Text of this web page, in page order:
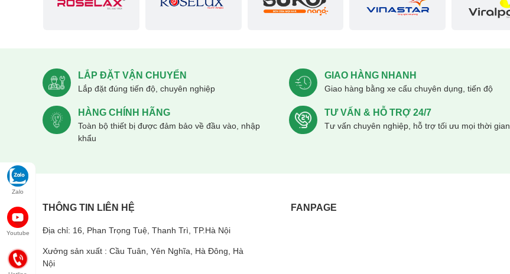
Thông số kỹ thuật là thông tin cơ bản nhất của mỗi thiết bị máy móc, đóng vai trò đặc biệt quan trọng. Bạn sẽ
phải tìm hiểu để có thể sử dụng vào mục đích phù hợp cũng như biết cách vận hành đúng theo tiêu chuẩn
Nguồn gốc xuất xứ: Trung Quốc.
LẮP ĐẶT VẬN CHUYỂN
Lắp đặt đúng tiến độ, chuyên nghiệp
GIAO HÀNG NHANH
Giao hàng bằng xe cẩu chuyên dụng, tiến độ
HÀNG CHÍNH HÃNG
Toàn bộ thiết bị được đảm bảo về đầu vào, nhập
khẩu
TƯ VẤN & HỖ TRỢ 24/7
Tư vấn chuyên nghiệp, hỗ trợ tối ưu mọi thời gian
THÔNG TIN LIÊN HỆ
Địa chỉ: 16, Phan Trọng Tuệ, Thanh Trì, TP.Hà Nội
Xưởng sản xuất : Cầu Tuân, Yên Nghĩa, Hà Đông, Hà
Nội
FANPAGE
Zalo
Youtube